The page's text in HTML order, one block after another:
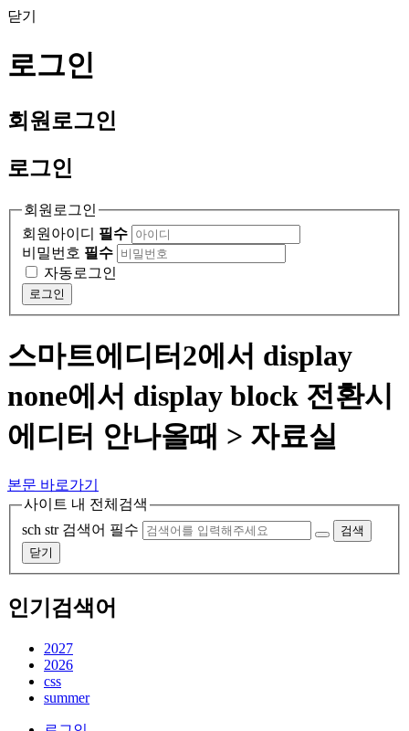
닫기
로그인
회원 로그인
로그인
회원로그인
회원아이디 필수
비밀번호 필수
자동로그인
로그인
스마트에디터2에서 display
none에서 display block 전환시
에디터 안나올때 > 자료실
본문 바로가기
사이트 내 전체검색
sch str 검색어 필수
검색
닫기
인기검색어
2027
2026
css
summer